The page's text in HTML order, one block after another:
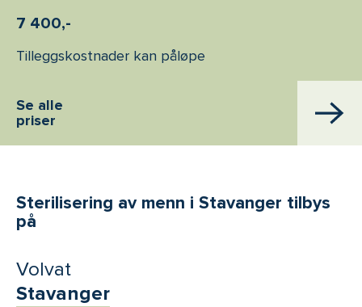
7 400,-
Tilleggskostnader kan påløpe
Se alle
priser
Sterilisering av menn i Stavanger tilbys
på
Volvat
Stavanger